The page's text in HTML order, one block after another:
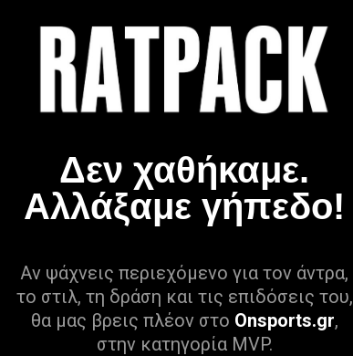
Δεν χαθήκαμε.
Αλλάξαμε γήπεδο!
Αν ψάχνεις περιεχόμενο για τον άντρα,
το στιλ, τη δράση και τις επιδόσεις του,
θα μας βρεις πλέον στο Onsports.gr,
στην κατηγορία MVP.